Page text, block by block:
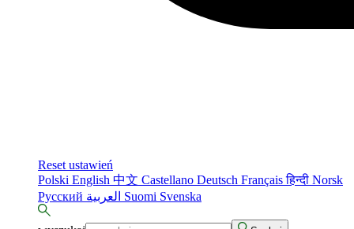
Reset ustawień
Polski English 中文 Castellano Deutsch Françaisहिन्दी Norsk
Русский
Suomi Svenska